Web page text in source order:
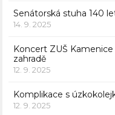
Senátorská stuha 140
14. 9. 2025
Koncert ZUŠ
zahradě
12. 9. 2025
Komplikace s
12. 9. 2025